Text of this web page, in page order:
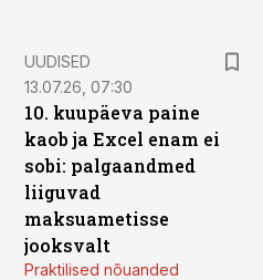
UUDISED
13.07.26, 07:30
10. kuupäeva paine
kaob ja Excel enam ei
sobi: palgaandmed
liiguvad
maksuametisse
jooksvalt
Praktilised nõuanded